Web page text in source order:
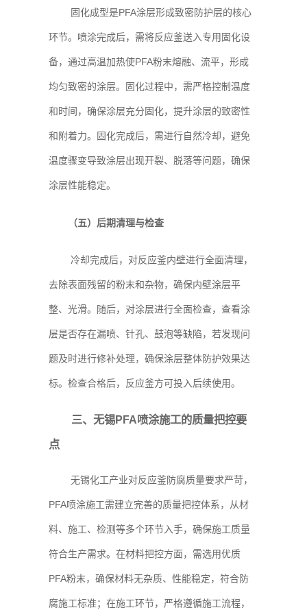
固化成型是PFA涂层形成致密防护层的核心
环节。喷涂完成后，需将反应釜送入专用固化设
备，通过高温加热使PFA粉末熔融、流平，形成
均匀致密的涂层。固化过程中，需严格控制温度
和时间，确保涂层充分固化，提升涂层的致密性
和附着力。固化完成后，需进行自然冷却，避免
温度骤变导致涂层出现开裂、脱落等问题，确保
涂层性能稳定。
（五）后期清理与检查
冷却完成后，对反应釜内壁进行全面清理，
去除表面残留的粉末和杂物，确保内壁涂层平
整、光滑。随后，对涂层进行全面检查，查看涂
层是否存在漏喷、针孔、鼓泡等缺陷，若发现问
题及时进行修补处理，确保涂层整体防护效果达
标。检查合格后，反应釜方可投入后续使用。
三、无锡PFA喷涂施工的质量把控要
点
无锡化工产业对反应釜防腐质量要求严苛，
PFA喷涂施工需建立完善的质量把控体系，从材
料、施工、检测等多个环节入手，确保施工质量
符合生产需求。在材料把控方面，需选用优质
PFA粉末，确保材料无杂质、性能稳定，符合防
腐施工标准；在施工环节，严格遵循施工流程，